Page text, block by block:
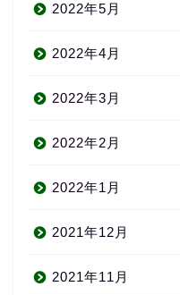
2022年5月
2022年4月
2022年3月
2022年2月
2022年1月
2021年12月
2021年11月